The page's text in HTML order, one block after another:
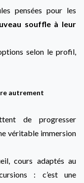
pensées pour les
souffle à leur
selon le profil,
autrement
de progresser
véritable immersion
cours adaptés au
: c’est une